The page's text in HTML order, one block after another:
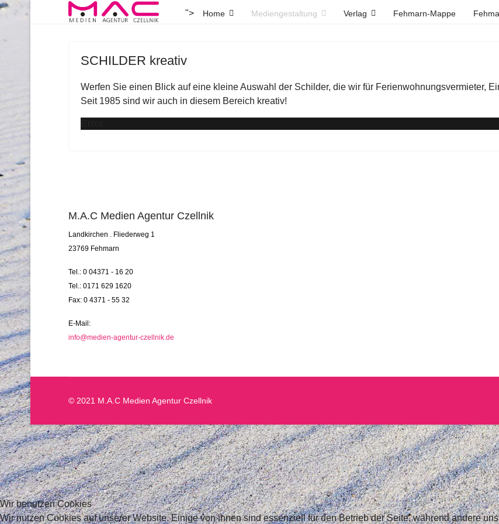
"> Home Mediengestaltung Verlag Fehmarn-Mappe
SCHILDER kreativ
Werfen Sie einen Blick auf eine kleine Auswahl der Schilder, die wir für Ferienwohnungsvermieter,
Seit 1985 sind wir auch in diesem Bereich kreativ!
M.A.C Medien Agentur Czellnik
Landkirchen . Fliederweg 1
23769 Fehmarn
Tel.: 0 04371 - 16 20
Tel.: 0171 629 1620
Fax: 0 4371 - 55 32
E-Mail:
info@medien-agentur-czellnik.de
© 2021 M.A.C Medien Agentur Czellnik
Wir benutzen Cookies
Wir nutzen Cookies auf unserer Website. Einige von ihnen sind essenziell für den Betrieb der Seite, während andere